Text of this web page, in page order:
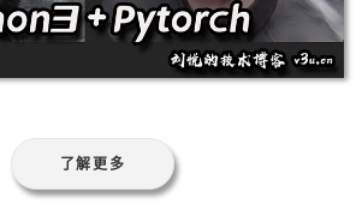
了解更多